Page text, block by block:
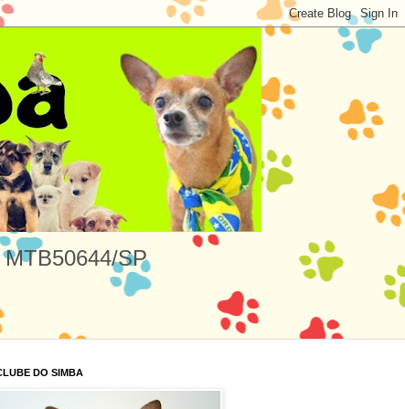
SP
DO SIMBA